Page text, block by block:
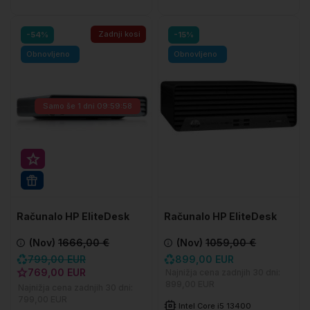
-54%
Obnovljeno
Zadnji kosi
Samo še 1 dni 09:59:57
Računalo HP EliteDesk
(Nov) 1666,00 €
799,00 EUR
769,00 EUR
-15%
Obnovljeno
Računalo HP EliteDesk
(Nov)1059,00 €
899,00 EUR
Intel Core i5 13400